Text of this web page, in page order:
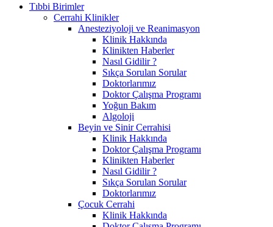
Tıbbi Birimler
Cerrahi Klinikler
Anesteziyoloji ve Reanimasyon
Klinik Hakkında
Klinikten Haberler
Nasıl Gidilir ?
Sıkça Sorulan Sorular
Doktorlarımız
Doktor Çalışma Programı
Yoğun Bakım
Algoloji
Beyin ve Sinir Cerrahisi
Klinik Hakkında
Doktor Çalışma Programı
Klinikten Haberler
Nasıl Gidilir ?
Sıkça Sorulan Sorular
Doktorlarımız
Çocuk Cerrahi
Klinik Hakkında